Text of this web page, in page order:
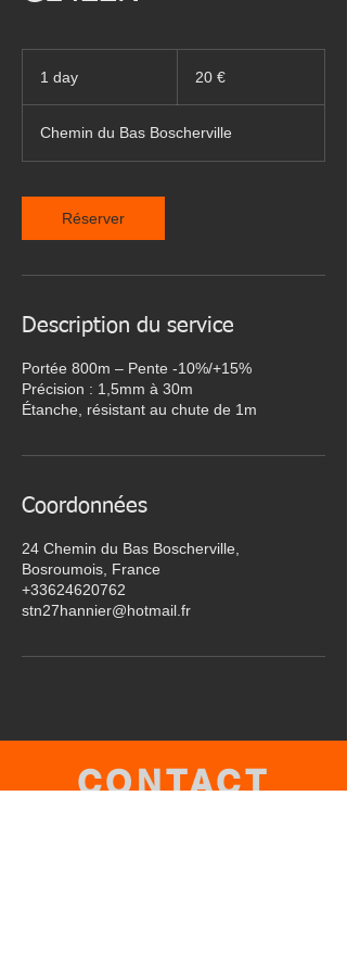
1 day 20 €
Chemin du Bas Boscherville
Réserver
Description du service
Portée 800m – Pente -10%/+15%
Précision : 1,5mm à 30m
Coordonnées
24 Chemin du Bas Boscherville,
Bosroumois, France
+33624620762
stn27hannier@hotmail.fr
CONTACT